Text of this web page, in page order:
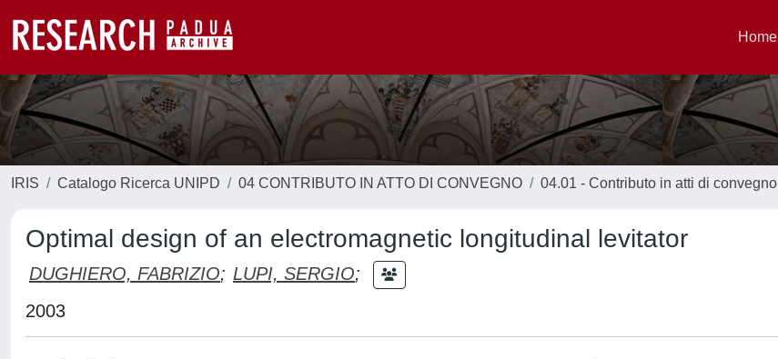
Home
IRIS Catalogo Ricerca UNIPD 04 CONTRIBUTO IN ATTO DI CONVEGNO 04.01 - Contributo in atti di convegno
Optimal design of an electromagnetic longitudinal levitator
DUGHIERO, FABRIZIO; LUPI, SERGIO;
2003